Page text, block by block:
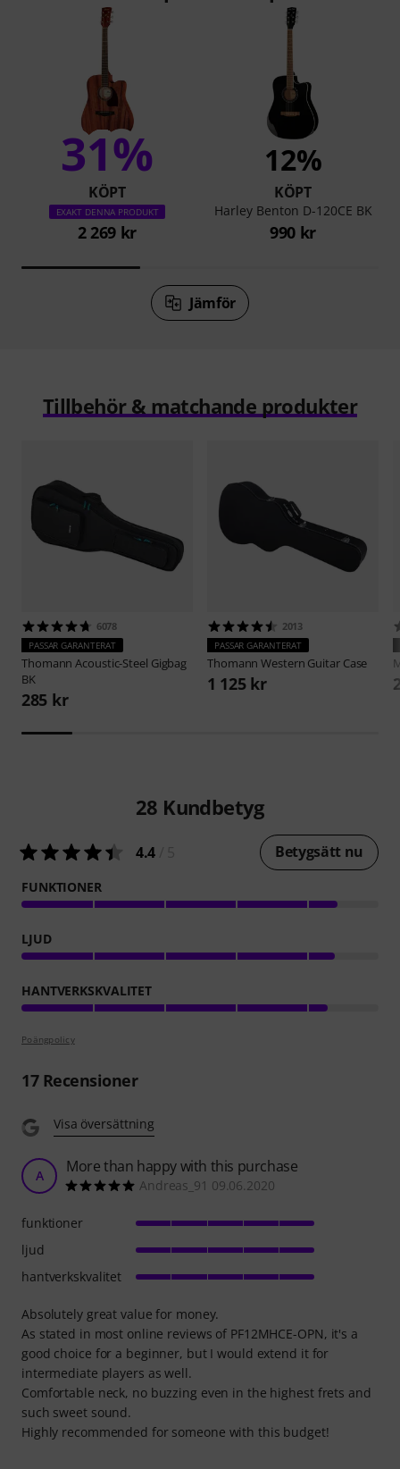
31%
KÖPT
EXAKT DENNA PRODUKT
2 269 kr
12%
KÖPT
Harley Benton D-120CE BK
990 kr
Jämför
Tillbehör & matchande produkter
6078
PASSAR GARANTERAT
ThomannAcoustic-Steel Gigbag
BK
285 kr
2013
PASSAR GARANTERAT
ThomannWestern Guitar Case
1 125 kr
28 Kundbetyg
4.4 Betygsätt nu
FUNKTIONER
LJUD
HANTVERKSKVALITET
Poängpolicy
17Recensioner
Visa översättning
A More than happy with this purchase
Andreas_91 09.06.2020
Absolutely great value for money.
As stated in most online reviews of PF12MHCE-OPN, it's a
good choice for a beginner, but I would extend it for
intermediate players as well.
Comfortable neck, no buzzing even in the highest frets and
such sweet sound.
Highly recommended for someone with this budget!
funktioner
ljud
hantverkskvalitet